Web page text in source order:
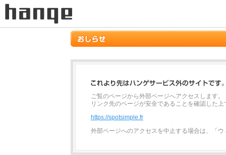
ご覧のページから外部ページへアクセスします。
リンク先のページが安全であることを確認した
https://spotsimple.fr
外部ページへのアクセスを中止する場合は、「